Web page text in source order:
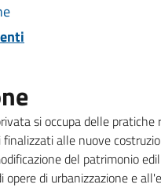
si occupa delle
alle nuove
del patrimonio
opere di urbanizzazione e